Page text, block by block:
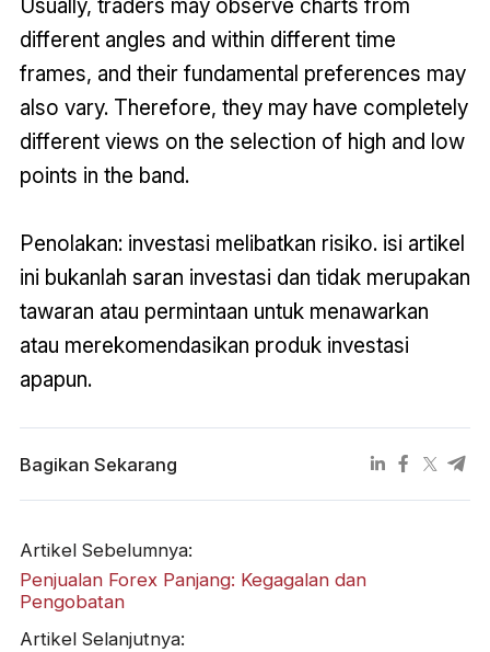
different angles and within different time
frames, and their fundamental preferences may
also vary. Therefore, they may have completely
different views on the selection of high and low
points in the band.
Penolakan: investasi melibatkan risiko. isi artikel
ini bukanlah saran investasi dan tidak merupakan
tawaran atau permintaan untuk menawarkan
atau merekomendasikan produk investasi
apapun.
Bagikan Sekarang
Artikel Sebelumnya:
Penjualan Forex Panjang: Kegagalan dan
Pengobatan
Artikel Selanjutnya: